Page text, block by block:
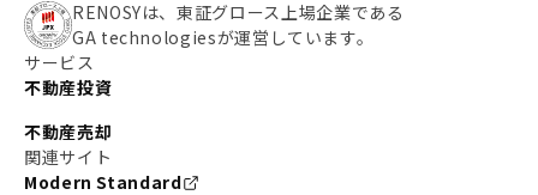
RENOSYは、東証グロース上場企業である
GA technologiesが運営しています。
サービス
不動産投資
不動産売却
関連サイト
Modern Standard